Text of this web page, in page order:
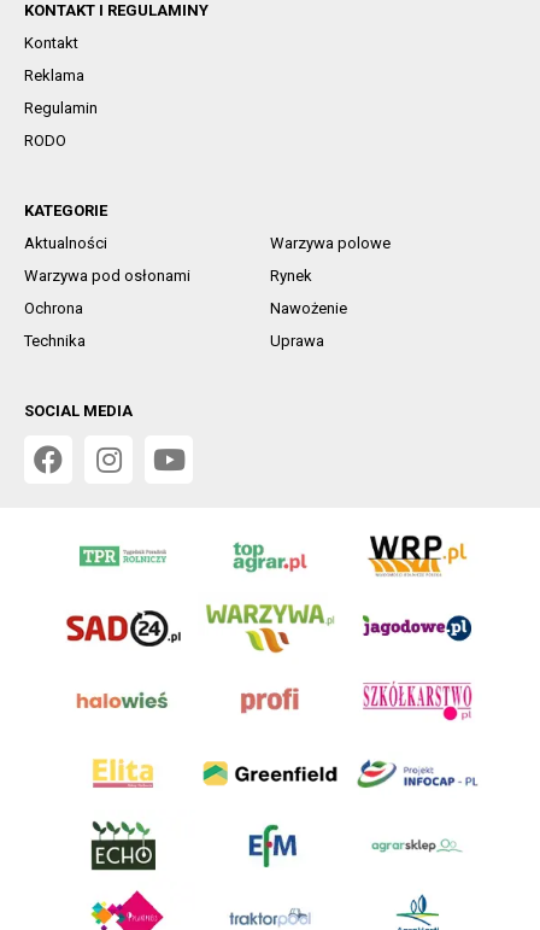
KONTAKT I REGULAMINY
Kontakt
Reklama
Regulamin
RODO
KATEGORIE
Aktualności
Warzywa polowe
Warzywa pod osłonami
Rynek
Ochrona
Nawożenie
Technika
Uprawa
SOCIAL MEDIA